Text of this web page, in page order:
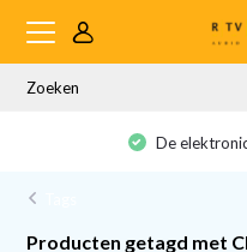
De
Producten getagd met